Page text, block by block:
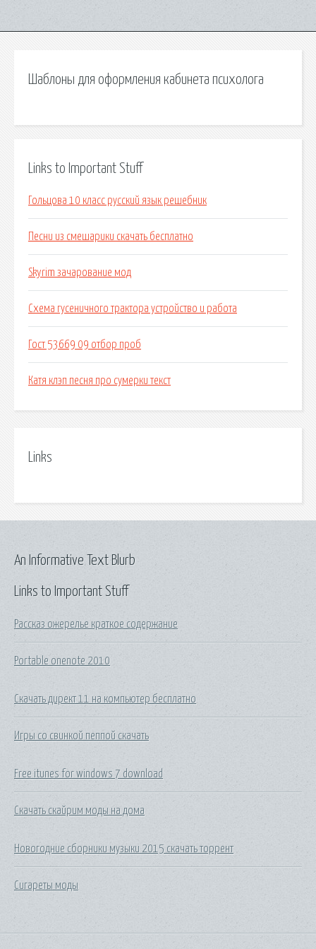
Шаблоны для оформления кабинета психолога
Links to Important Stuff
Гольцова 10 класс русский язык решебник
Песни из смешарики скачать бесплатно
Skyrim зачарование мод
Схема гусеничного трактора устройство и работа
Гост 53669 09 отбор проб
Катя клэп песня про сумерки текст
Links
Links to Important Stuff
Рассказ ожерелье краткое содержание
Portable onenote 2010
Скачать директ 11 на компьютер бесплатно
Игры со свинкой пеппой скачать
Free itunes for windows 7 download
Скачать скайрим моды на дома
Новогодние сборники музыки 2015 скачать торрент
Сигареты моды
An Informative Text Blurb